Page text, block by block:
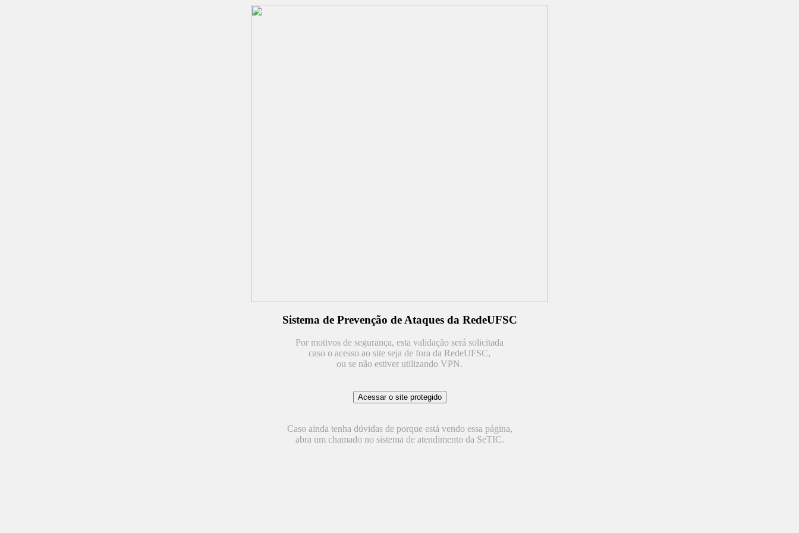
Sistema de Prevenção de Ataques da RedeUFSC
Por motivos de segurança, esta validação será solicitada
caso o acesso ao site seja de fora da RedeUFSC,
ou se não estiver utilizando VPN.
Caso ainda tenha dúvidas de porque está vendo essa página,
abra um chamado no sistema de atendimento da SeTIC.